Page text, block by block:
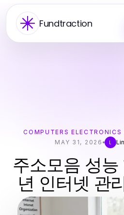
Fundtraction
COMPUTERS
MAY 31, 2026
L
주소모음 성
년 인터넷 관